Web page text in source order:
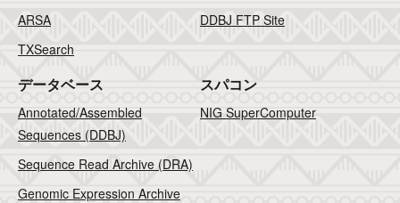
ARSA
TXSearch
DDBJ FTP Site
データベース
Annotated/Assembled
Sequences (DDBJ)
Sequence Read Archive (DRA)
Genomic Expression Archive
スパコン
NIG SuperComputer